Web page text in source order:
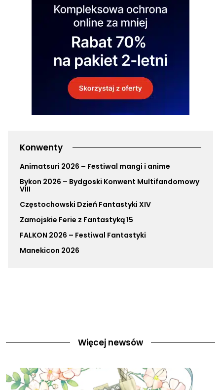
Konwenty
Animatsuri 2026 – Festiwal mangi i anime
Bykon 2026 – Bydgoski Konwent Multifandomowy
VIII
Częstochowski Dzień Fantastyki XIV
Zamojskie Ferie z Fantastyką 15
FALKON 2026 – Festiwal Fantastyki
Manekicon 2026
Więcej newsów